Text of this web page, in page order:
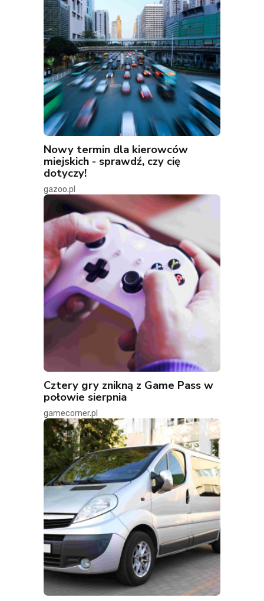
Nowy termin dla kierowców
miejskich - sprawdź, czy cię
dotyczy!
gazoo.pl
Cztery gry znikną z Game Pass w
połowie sierpnia
gamecorner.pl